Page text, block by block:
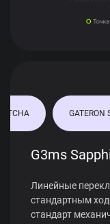
GATERON
G3ms
Линейные
стандартным
стандарт